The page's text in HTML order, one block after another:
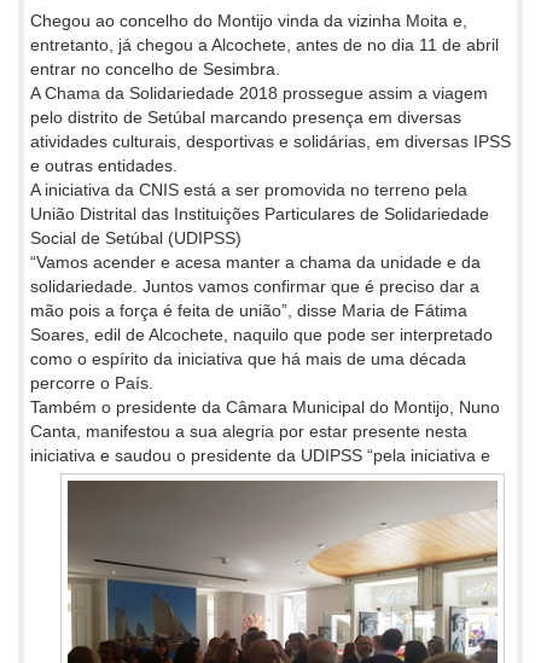
Chegou ao concelho do Montijo vinda da vizinha Moita e,
entretanto, já chegou a Alcochete, antes de no dia 11 de abril
entrar no concelho de Sesimbra.
A Chama da Solidariedade 2018 prossegue assim a viagem
pelo distrito de Setúbal marcando presença em diversas
atividades culturais, desportivas e solidárias, em diversas IPSS
e outras entidades.
A iniciativa da CNIS está a ser promovida no terreno pela
União Distrital das Instituições Particulares de Solidariedade
Social de Setúbal (UDIPSS)
“Vamos acender e acesa manter a chama da unidade e da
solidariedade. Juntos vamos confirmar que é preciso dar a
mão pois a força é feita de união”, disse Maria de Fátima
Soares, edil de Alcochete, naquilo que pode ser interpretado
como o espírito da iniciativa que há mais de uma década
percorre o País.
Também o presidente da Câmara Municipal do Montijo, Nuno
Canta, manifestou a sua alegria por estar presente nesta
iniciativa e saudou o presidente da UDIPSS “pela iniciativa e